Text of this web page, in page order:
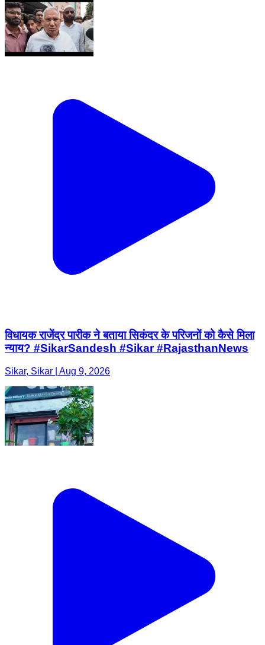
विधायक राजेंद्र पारीक ने बताया सिकंदर के परिजनों को कैसे मिला
न्याय? #SikarSandesh #Sikar #RajasthanNews
Sikar, Sikar | Aug 9, 2026